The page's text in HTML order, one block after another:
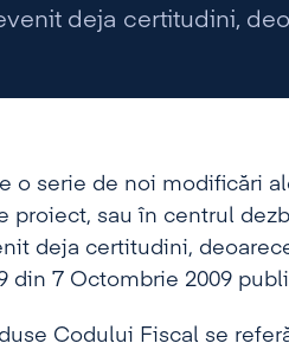
deja certitudini,
o serie de noi modificări
proiect, sau în centrul
deja certitudini,
din 7 Octombrie 2009
Codului Fiscal se